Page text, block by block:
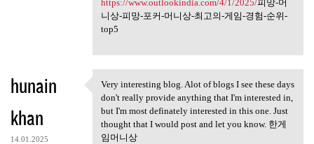
https://www.outlookindia.com/4/1/2025/피망-머
니상-피망-포커-머니상-최고의-게임-경험-순위-
top5
hunain
khan
14.01.2025
Very interesting blog. Alot
Very interesting blog. Alot of blogs I see these days
don't really provide anything that I'm interested in,
but I'm most definately interested in this one. Just
thought that I would post and let you know. 한게
임머니상